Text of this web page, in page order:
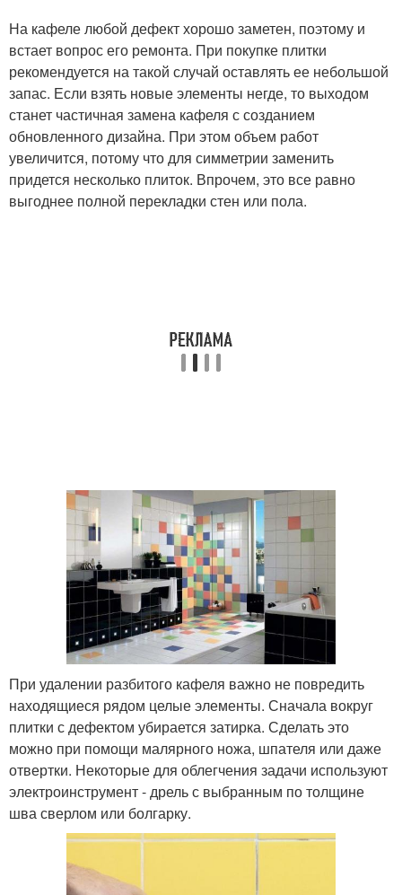
На кафеле любой дефект хорошо заметен, поэтому и
встает вопрос его ремонта. При покупке плитки
рекомендуется на такой случай оставлять ее небольшой
запас. Если взять новые элементы негде, то выходом
станет частичная замена кафеля с созданием
обновленного дизайна. При этом объем работ
увеличится, потому что для симметрии заменить
придется несколько плиток. Впрочем, это все равно
выгоднее полной перекладки стен или пола.
При удалении разбитого кафеля важно не повредить
находящиеся рядом целые элементы. Сначала вокруг
плитки с дефектом убирается затирка. Сделать это
можно при помощи малярного ножа, шпателя или даже
отвертки. Некоторые для облегчения задачи используют
электроинструмент - дрель с выбранным по толщине
шва сверлом или болгарку.